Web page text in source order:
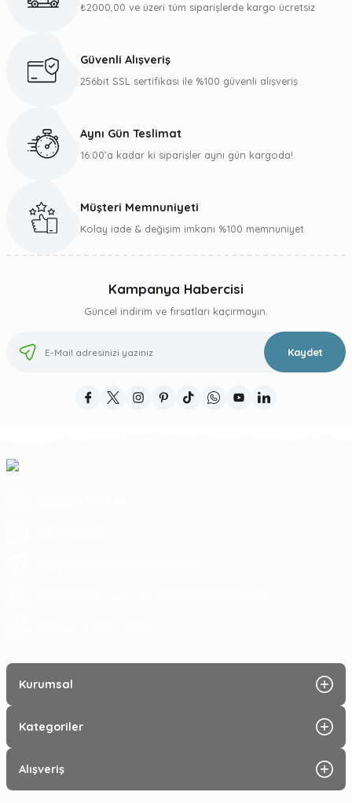
₺2000,00 ve üzeri tüm siparişlerde kargo ücretsiz
Güvenli Alışveriş
256bit SSL sertifikası ile %100 güvenli alışveriş
Aynı Gün Teslimat
16:00’a kadar ki siparişler aynı gün kargoda!
Müşteri Memnuniyeti
Kolay iade & değişim imkanı %100 memnuniyet
Kampanya Habercisi
Güncel indirim ve fırsatları kaçırmayın.
Kaydet
Kurumsal
Kategoriler
Alışveriş